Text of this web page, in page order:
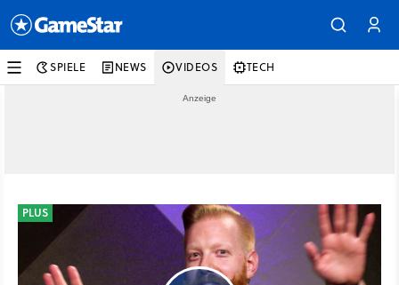
SPIELE NEWS VIDEOS TECH
PLUS